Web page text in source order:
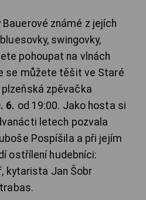
známé z jejích
swingovky,
pohoupat na vlnách
se můžete těšit ve Staré
zpěvačka
6. od 19:00. Jako hosta si
letech pozvala
Pospíšila a při jejím
ostřílení hudebníci:
kytarista Jan Šobr